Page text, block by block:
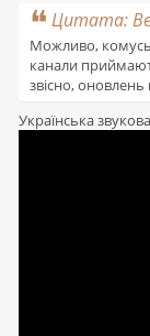
Цитата:
Можливо, комусь
канали
звісно,
Українська